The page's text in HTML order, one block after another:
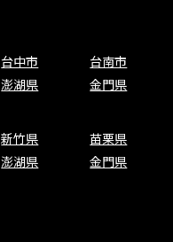
台中市 台南市
澎湖県 金門県
新竹県 苗栗県
澎湖県 金門県